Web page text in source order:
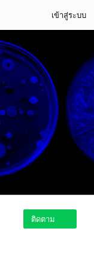
เข้าสู่ระบบ
ติดตาม